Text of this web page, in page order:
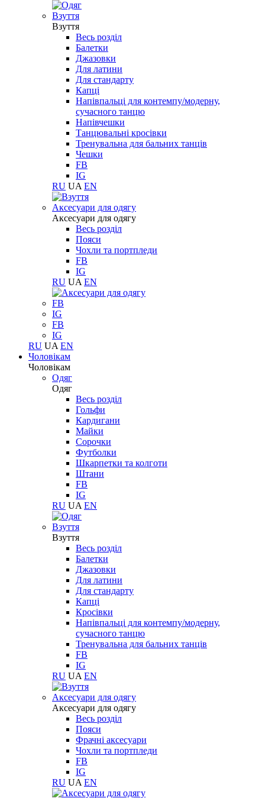
Взуття
Взуття
Весь розділ
Балетки
Джазовки
Для латини
Для стандарту
Капці
Напівпальці для контемпу/модерну,
сучасного танцю
Напівчешки
Танцювальні кросівки
Тренувальна для бальних танців
Чешки
FB
IG
RU UA EN
Aксесуари для одягу
Aксесуари для одягу
Весь розділ
Пояси
Чохли та портпледи
FB
IG
RU UA EN
FB
IG
FB
IG
RU UA EN
Чоловікам
Чоловікам
Одяг
Одяг
Весь розділ
Гольфи
Кардигани
Майки
Сорочки
Футболки
Шкарпетки та колготи
Штани
FB
IG
RU UA EN
Взуття
Взуття
Весь розділ
Балетки
Джазовки
Для латини
Для стандарту
Капці
Кросівки
Напівпальці для контемпу/модерну,
сучасного танцю
Тренувальна для бальних танців
FB
IG
RU UA EN
Aксесуари для одягу
Aксесуари для одягу
Весь розділ
Пояси
Фрачні аксесуари
Чохли та портпледи
FB
IG
RU UA EN